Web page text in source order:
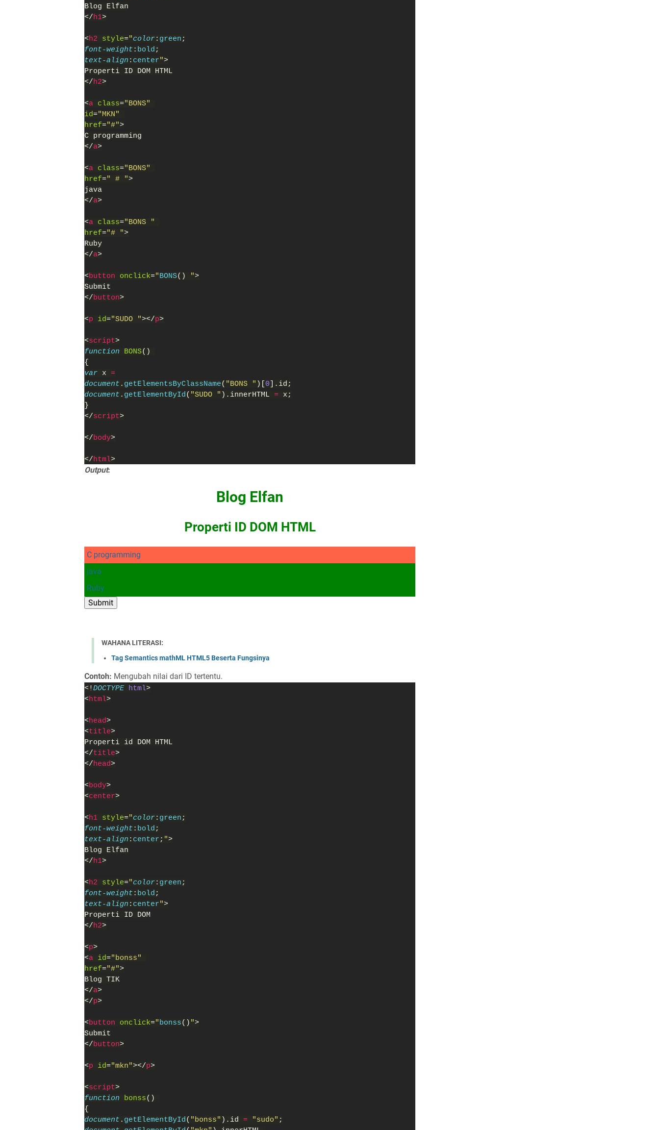
Blog Elfan
</h1>
<h2 style="color: green ;
font-weight : bold ;
text-align : center">
Properti ID DOM HTML
</h2>
<a class="BONS"
id="MKN"
href="#">
C programming
</a>
<a class="BONS"
href=" # ">
java
</a>
<a class="BONS "
href="# ">
Ruby
</a>
<button onclick=" BONS() ">
Submit
</button>
<p id="SUDO "></p>
<script>
function
BONS()
{
var x =
document . getElementsByClassName( "BONS " )[ 0 ].id;
document . getElementById ( "SUDO " ).innerHTML = x;
}
</script>
</body>
</html>
Output:
Blog Elfan
Properti ID DOM HTML
C programming
java
Ruby
Submit
WAHANA LITERASI:
Tag Semantics mathML HTML5 Beserta Fungsinya
Contoh: Mengubah nilai dari ID tertentu.
<!DOCTYPE html>
<html>
<head>
<title>
Properti id DOM HTML
</title>
</head>
<body>
<center>
<h1 style="color: green ;
font-weight : bold ;
text-align : center ; ">
Blog Elfan
</h1>
<h2 style="color: green ;
font-weight : bold ;
text-align : center">
Properti ID DOM
</h2>
<p>
<a id="bonss"
href="#">
Blog TIK
</a>
</p>
<button onclick=" bonss() ">
Submit
</button>
<p id="mkn"></p>
<script>
function
bonss()
{
document . getElementById ( "bonss" ).id = "sudo" ;